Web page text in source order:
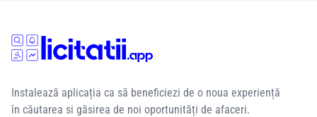
Instalează aplicația ca să beneficiezi de o noua experiență
în căutarea si găsirea de noi oportunități de afaceri.